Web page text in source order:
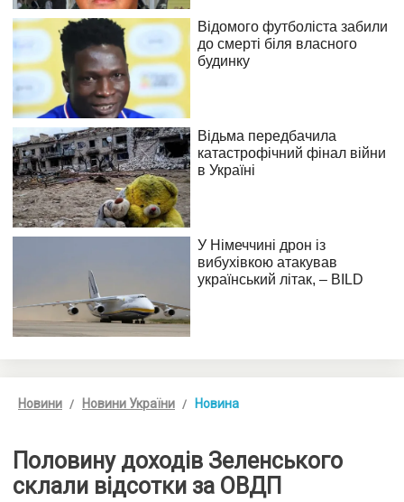
Новини Новини України Новина
Половину доходів Зеленського
склали відсотки за ОВДП